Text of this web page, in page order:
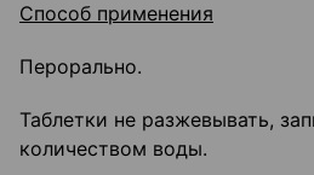
Способ применения
Перорально.
Таблетки не разжевывать,
количеством воды.